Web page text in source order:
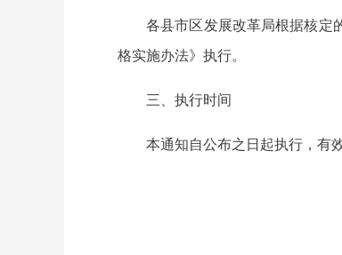
各县市区发展改革局根据核定
格实施办法》执行。
三、执行时间
本通知自公布之日起执行，有